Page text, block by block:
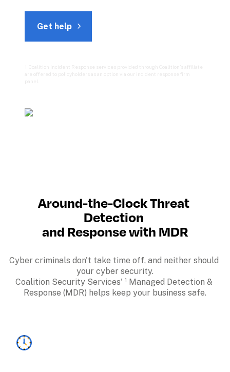
Get help
Around-the-Clock Threat
Detection
and Response with MDR
Cyber criminals don't take time off, and neither should
your cyber security.
Coalition Security Services' ¹ Managed Detection &
Response (MDR) helps keep your business safe.